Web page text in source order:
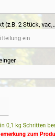
(z.B. 2 Stück,
0,1 kg Schritten
zum